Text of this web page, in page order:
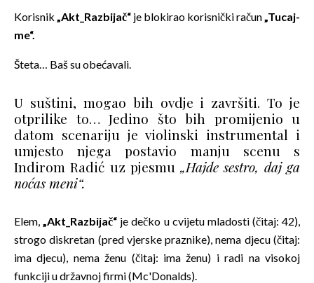
Korisnik „Akt_Razbijač“ je blokirao korisnički račun „Tucaj-
me“.
Šteta… Baš su obećavali.
U suštini, mogao bih ovdje i završiti. To je
otprilike to… Jedino što bih promijenio u
datom scenariju je violinski instrumental i
umjesto njega postavio manju scenu s
Indirom Radić uz pjesmu„Hajde sestro, daj ga
noćas meni“.
Elem, „Akt_Razbijač“ je dečko u cvijetu mladosti (čitaj: 42),
strogo diskretan (pred vjerske praznike), nema djecu (čitaj:
ima djecu), nema ženu (čitaj: ima ženu) i radi na visokoj
funkciji u državnoj firmi (Mc'Donalds).